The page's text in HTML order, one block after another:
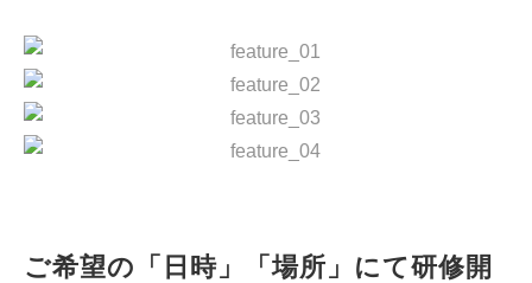
ご希望の「日時」「場所」にて研修開